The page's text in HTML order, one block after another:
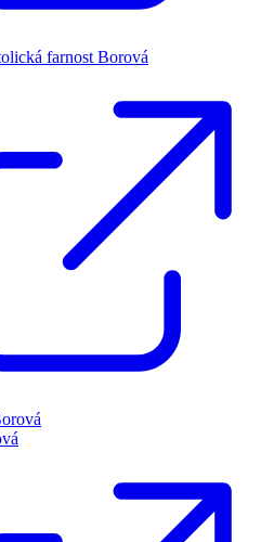
farnost Borová